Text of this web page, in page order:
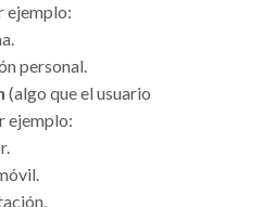
ejemplo:
personal.
(algo que el usuario
ejemplo: